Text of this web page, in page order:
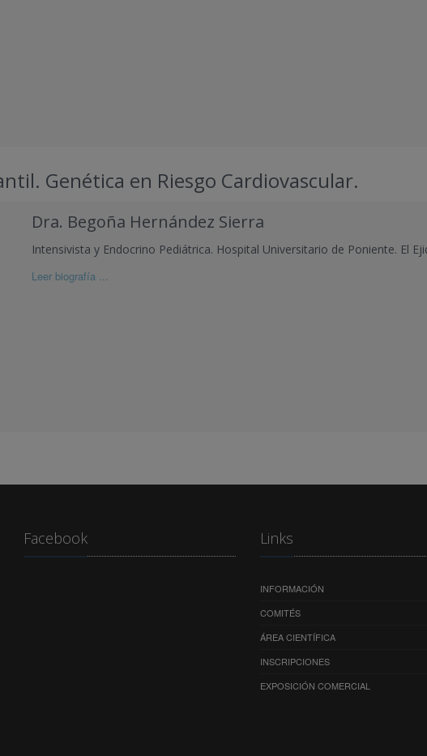
Genética en Riesgo Cardiovascular.
Dra. Begoña Hernández Sierra
Intensivista y Endocrino Pediátrica. Hospital Universitario de Poniente. El
Leer biografía ...
Facebook Links
INFORMACIÓN
COMITÉS
ÁREA CIENTÍFICA
INSCRIPCIONES
EXPOSICIÓN COMERCIAL